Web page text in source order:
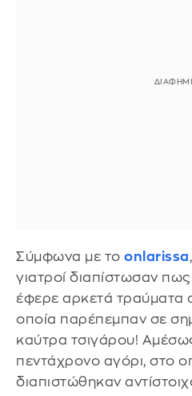
Σύμφωνα με το onlarissa
γιατροί διαπίστωσαν
έφερε αρκετά τραύματα
οποία παρέπεμπαν σε
καύτρα τσιγάρου!
πεντάχρονο αγόρι, στο
διαπιστώθηκαν